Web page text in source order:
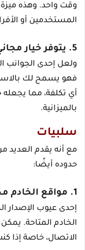
وقت واحد. وهذه ميزة
المستخدمين أو
5. يتوفر خيار مجاني
ولعل إحدى الجوانب
أي تكلفة، مما يجعله
بالميزانية.
سلبيات
مع أنه يقدم العديد
حدوده أيضًا:
1. مواقع الخادم محدودة
إحدى عيوب الإصدار
الخادم المتاحة.
الاتصال، خاصة إذا